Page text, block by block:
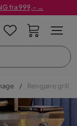
fra 999,- →
Rengjøre grill